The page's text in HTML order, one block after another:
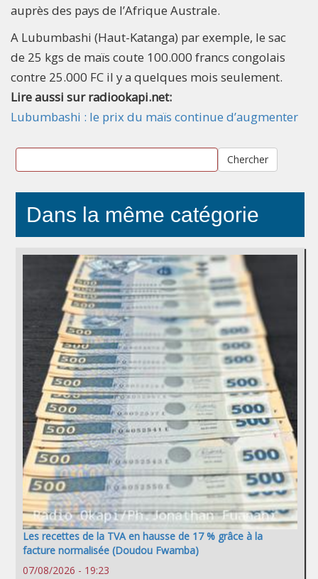
auprès des pays de l’Afrique Australe.
A Lubumbashi (Haut-Katanga) par exemple, le sac
de 25 kgs de maïs coute 100.000 francs congolais
contre 25.000 FC il y a quelques mois seulement.
Lire aussi sur radiookapi.net:
Lubumbashi : le prix du maïs continue d’augmenter
Chercher
Dans la même catégorie
Les recettes de la TVA en hausse de 17 % grâce à la
facture normalisée (Doudou Fwamba)
07/08/2026 - 19:23